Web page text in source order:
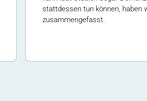
stattdessen tun können, haben
zusammengefasst.